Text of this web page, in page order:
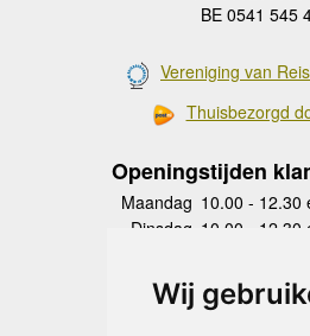
Wij
BE 0541 545
Vereniging van
Thuisbezorgd
Openingstijden
Maandag 10.00 - 12.30
Dinsdag 10.00 - 12.30
Donderdag
10.00 -
Vrijdag 10.00 - 12.30